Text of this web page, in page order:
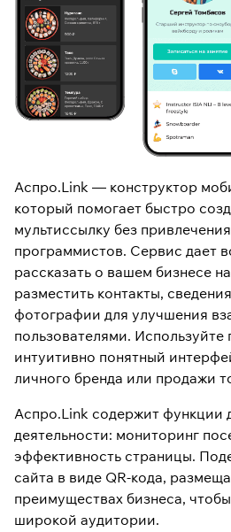
Аспро.Link — конструктор
который помогает быстро
мультиссылку без
программистов. Сервис дает
рассказать о вашем бизнесе
разместить контакты,
фотографии для улучшения
пользователями.
интуитивно понятный
личного бренда или продажи
Аспро.Link содержит функции
деятельности: мониторинг
эффективность страницы.
сайта в виде QR-кода,
преимуществах бизнеса,
широкой аудитории.